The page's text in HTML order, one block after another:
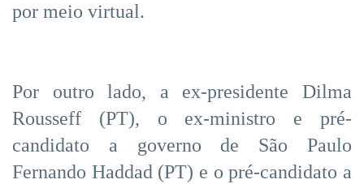
por meio virtual.
Por outro lado, a ex-presidente Dilma
Rousseff (PT), o ex-ministro e pré-
candidato a governo de São Paulo
Fernando Haddad (PT) e o pré-candidato a